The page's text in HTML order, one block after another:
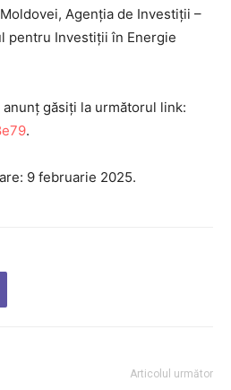
Agenția de Investiții –
pentru Investiții în Energie
găsiți la următorul link:
.
9 februarie 2025.
Articolul următor